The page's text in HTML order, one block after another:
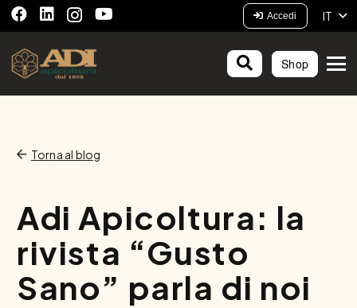
Accedi IT
Shop
Torna al blog
Adi Apicoltura: la
rivista “Gusto
Sano” parla di noi